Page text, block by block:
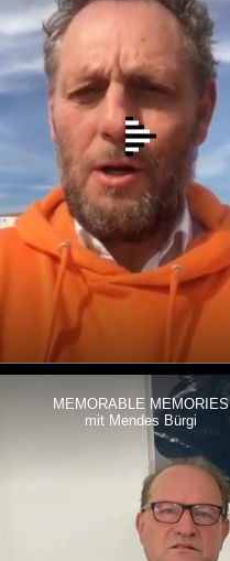
MEMORABLE MEMORIES
mit Mendes Bürgi